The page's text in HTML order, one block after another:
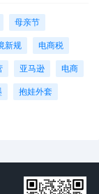
母亲节
新规 电商税
亚马逊 电商
抱娃外套